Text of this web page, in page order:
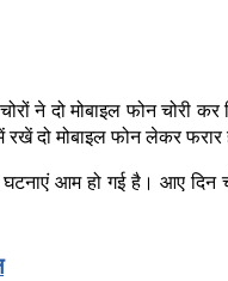
ने दो मोबाइल फोन चोरी
मोबाइल फोन लेकर फरार
घटनाएं आम हो गई है। आए